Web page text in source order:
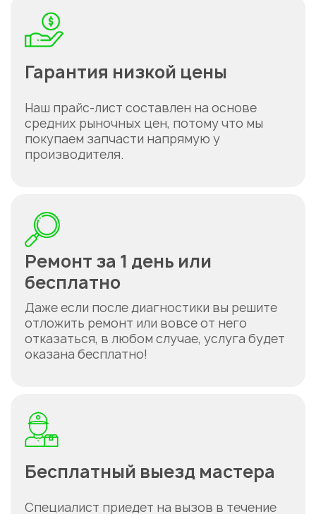
Гарантия низкой цены
Наш прайс-лист составлен на основе
средних рыночных цен, потому что мы
покупаем запчасти напрямую у
производителя.
Ремонт за 1 день или
бесплатно
Даже если после диагностики вы решите
отложить ремонт или вовсе от него
отказаться, в любом случае, услуга будет
оказана бесплатно!
Бесплатный выезд мастера
Специалист приедет на вызов в течение